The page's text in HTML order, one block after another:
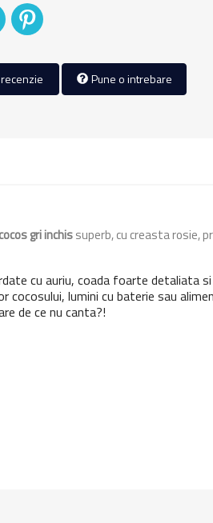
Tweet
Pune o intrebare
gri inchissuperb, cu creasta rosie,
cu auriu, coada foarte detaliata
lumini cu baterie sau
de ce nu canta?!